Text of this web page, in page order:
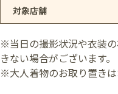
対象店舗
※当日の撮影状況や衣装
きない場合がございます。
※大人着物のお取り置きは